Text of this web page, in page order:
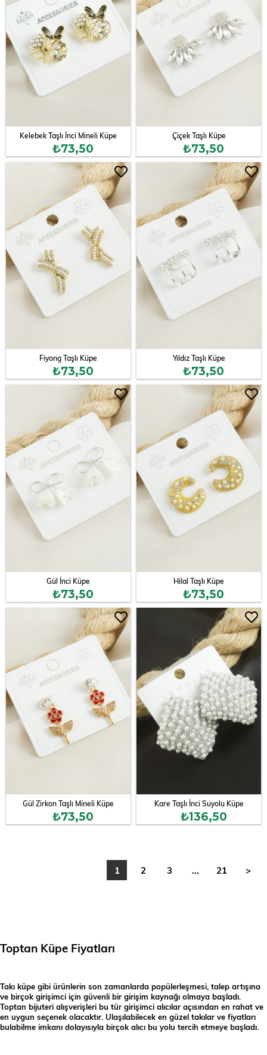
Kelebek Taşlı İnci Mineli Küpe
₺73,50
Çiçek Taşlı Küpe
₺73,50
Fiyong Taşlı Küpe
₺73,50
Yıldız Taşlı Küpe
₺73,50
Gül İnci Küpe
₺73,50
Hilal Taşlı Küpe
₺73,50
Gül Zirkon Taşlı Mineli Küpe
₺73,50
Kare Taşlı İnci Suyolu Küpe
₺136,50
1 2 3 ... 21 >
Toptan Küpe Fiyatları
Takı küpe gibi ürünlerin son zamanlarda popülerleşmesi, talep artışına
ve birçok girişimci için güvenli bir girişim kaynağı olmaya başladı.
Toptan bijuteri alışverişleri bu tür girişimci alıcılar açısından en rahat ve
en uygun seçenek olacaktır. Ulaşılabilecek en güzel takılar ve fiyatları
bulabilme imkanı dolayısıyla birçok alıcı bu yolu tercih etmeye başladı.